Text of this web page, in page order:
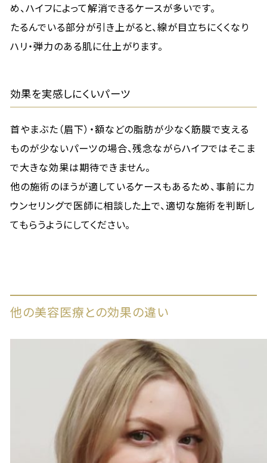
め、ハイフによって解消できるケースが多いです。
たるんでいる部分が引き上がると、線が目立ちにくくなり
ハリ・弾力のある肌に仕上がります。
効果を実感しにくいパーツ
首やまぶた（眉下）・額などの脂肪が少なく筋膜で支える
ものが少ないパーツの場合、残念ながらハイフではそこま
で大きな効果は期待できません。
他の施術のほうが適しているケースもあるため、事前にカ
ウンセリングで医師に相談した上で、適切な施術を判断し
てもらうようにしてください。
他の美容医療との効果の違い